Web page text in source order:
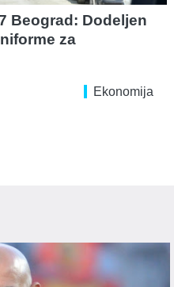
Beograd: Dodeljen
za
Ekonomija